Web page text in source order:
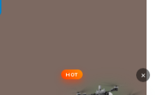
Trường
HOT ×